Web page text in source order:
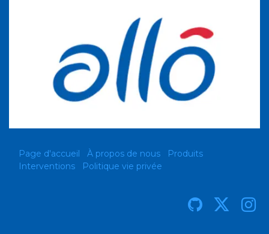
Page d'accueil À propos de nous
Produits
Interventions
Politique vie privée